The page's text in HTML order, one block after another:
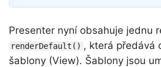
Presenter nyní obsahuje jednu
renderDefault() , která předává
šablony (View). Šablony jsou